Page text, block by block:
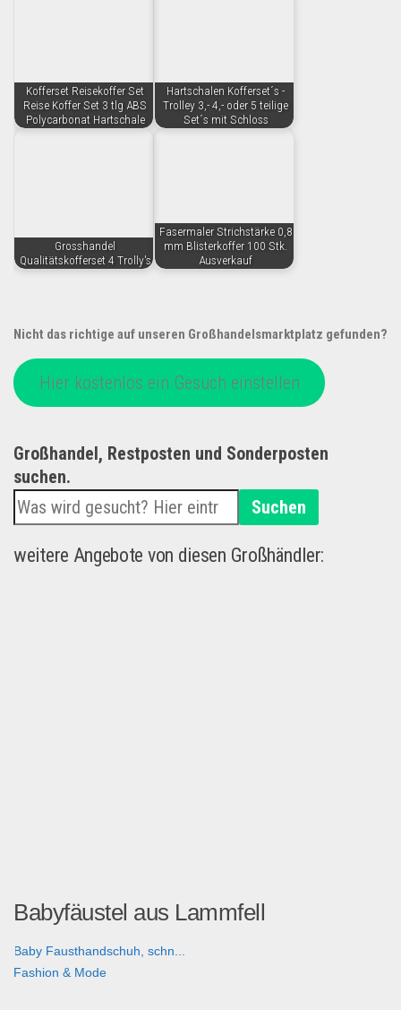
Kofferset Reisekoffer Set
Reise Koffer Set 3 tlg ABS
Polycarbonat Hartschale
Hartschalen Kofferset´s -
Trolley 3,- 4,- oder 5 teilige
Set´s mit Schloss
Grosshandel
Qualitätskofferset 4 Trolly's
Fasermaler Strichstärke 0,8
mm Blisterkoffer 100 Stk.
Ausverkauf
Nicht das richtige auf unseren Großhandelsmarktplatz gefunden?
Hier kostenlos ein Gesuch einstellen
Großhandel, Restposten und Sonderposten
suchen.
Suchen
weitere Angebote von diesen Großhändler:
Babyfäustel aus Lammfell
Baby Fausthandschuh, schn...
Fashion & Mode